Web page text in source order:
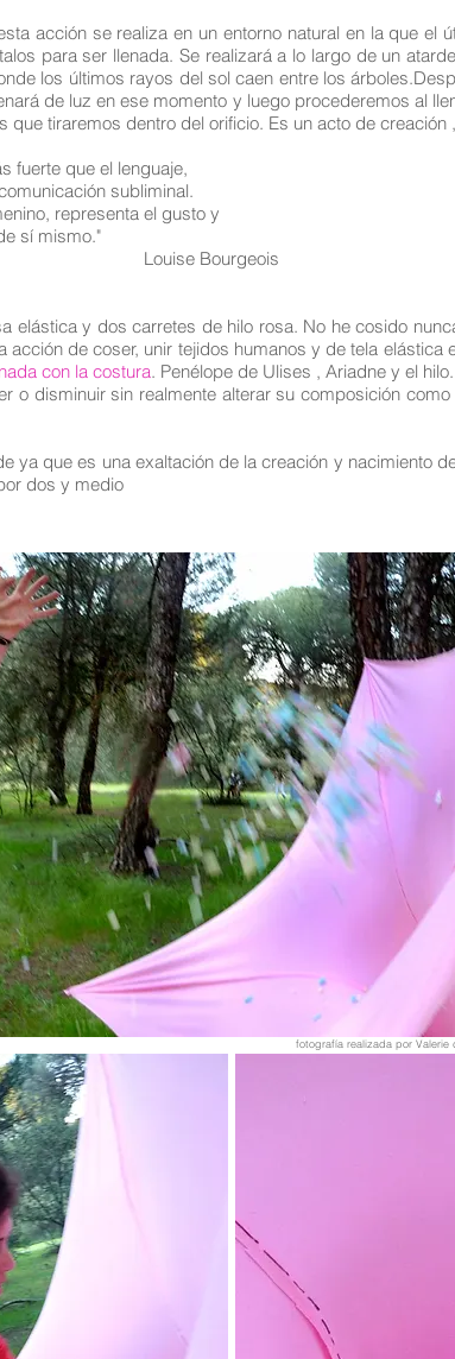
acción se realiza en un entorno natural en la que el
para ser llenada. Se realizará a lo largo de un
los últimos rayos del sol caen entre los
de luz en ese momento y luego procederemos al
que tiraremos dentro del orificio. Es un acto de creación
el lenguaje,
subliminal.
el gusto y
elástica y dos carretes de hilo rosa. No he cosido
de coser, unir tejidos humanos y de tela elástica
con la costura. Penélope de Ulises , Ariadne y el hilo.
o disminuir sin realmente alterar su composición
ya que es una exaltación de la creación y nacimiento
dos y medio
fotografía realizada por Valerie